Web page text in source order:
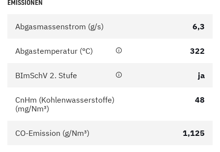
EMISSIONEN
Abgasmassenstrom (g/s) 6,3
Abgastemperatur (°C) 322
BImSchV 2. Stufe ja
CnHm (Kohlenwasserstoffe)
(mg/Nm³)
48
CO-Emission (g/Nm³) 1,125